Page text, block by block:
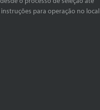
para operação no local